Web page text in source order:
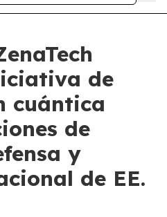
de
cuántica
de
y
de EE.